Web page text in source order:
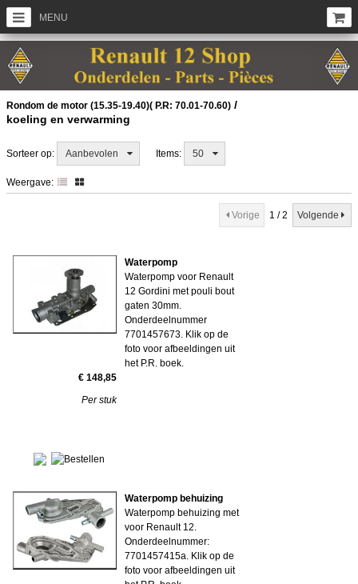
MENU
Rondom de motor (15.35-19.40)( P.R: 70.01-70.60) /
koeling en verwarming
Sorteer op: Aanbevolen Items: 50
Weergave:
Vorige 1 / 2 Volgende
Waterpomp
Waterpomp voor Renault
12 Gordini met pouli bout
gaten 30mm.
Onderdeelnummer
7701457673. Klik op de
foto voor afbeeldingen uit
het P.R. boek.
€ 148,85
Per stuk
Waterpomp behuizing
Waterpomp behuizing met
voor Renault 12.
Onderdeelnummer:
7701457415a. Klik op de
foto voor afbeeldingen uit